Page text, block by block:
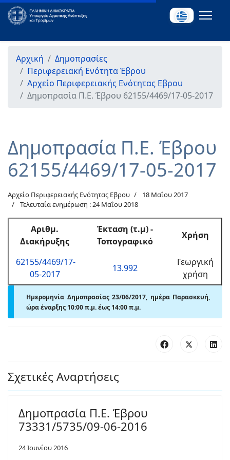
Αρχική
Δημοπρασίες
Περιφερειακή Ενότητα Έβρου
Αρχείο Περιφερειακής Ενότητας Εβρου
Δημοπρασία Π.Ε. Έβρου 62155/4469/17-05-2017
Δημοπρασία Π.Ε. Έβρου
62155/4469/17-05-2017
Αρχείο Περιφερειακής Ενότητας Εβρου
18 Μαΐου 2017
Τελευταία ενημέρωση : 24 Μαΐου 2018
Αριθμ.
Διακήρυξης
Έκταση (τ.μ) -
Τοπογραφικό
Χρήση
62155/4469/17-
05-2017
13.992
Γεωργική
χρήση
Ημερομηνία Δημοπρασίας 23/06/2017, ημέρα Παρασκευή,
ώρα έναρξης 10:00 π.μ. έως 14:00 π.μ.
Σχετικές Αναρτήσεις
Δημοπρασία Π.Ε. Έβρου
73331/5735/09-06-2016
24 Ιουνίου 2016